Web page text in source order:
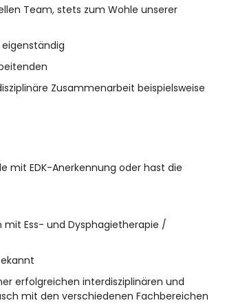
Team, stets zum Wohle unserer
Zusammenarbeit beispielsweise
mit EDK-Anerkennung oder hast die
mit Ess- und Dysphagietherapie /
erfolgreichen interdisziplinären und
mit den verschiedenen Fachbereichen